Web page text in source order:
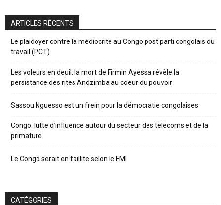
ARTICLES RÉCENTS
Le plaidoyer contre la médiocrité au Congo post parti congolais du
travail (PCT)
Les voleurs en deuil: la mort de Firmin Ayessa révèle la
persistance des rites Andzimba au coeur du pouvoir
Sassou Nguesso est un frein pour la démocratie congolaises
Congo: lutte d’influence autour du secteur des télécoms et de la
primature
Le Congo serait en faillite selon le FMI
CATÉGORIES